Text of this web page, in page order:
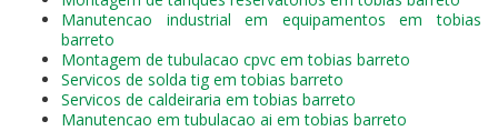
Manutencao industrial em equipamentos em tobias
barreto
Montagem de tubulacao cpvc em tobias barreto
Servicos de solda tig em tobias barreto
Servicos de caldeiraria em tobias barreto
Manutencao em tubulacao ai em tobias barreto